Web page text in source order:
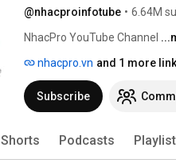
@nhacproinfotube • 6.64M
NhacPro YouTube Channel
nhacpro.vn and 1 more link
Subscribe
Shorts Podcasts